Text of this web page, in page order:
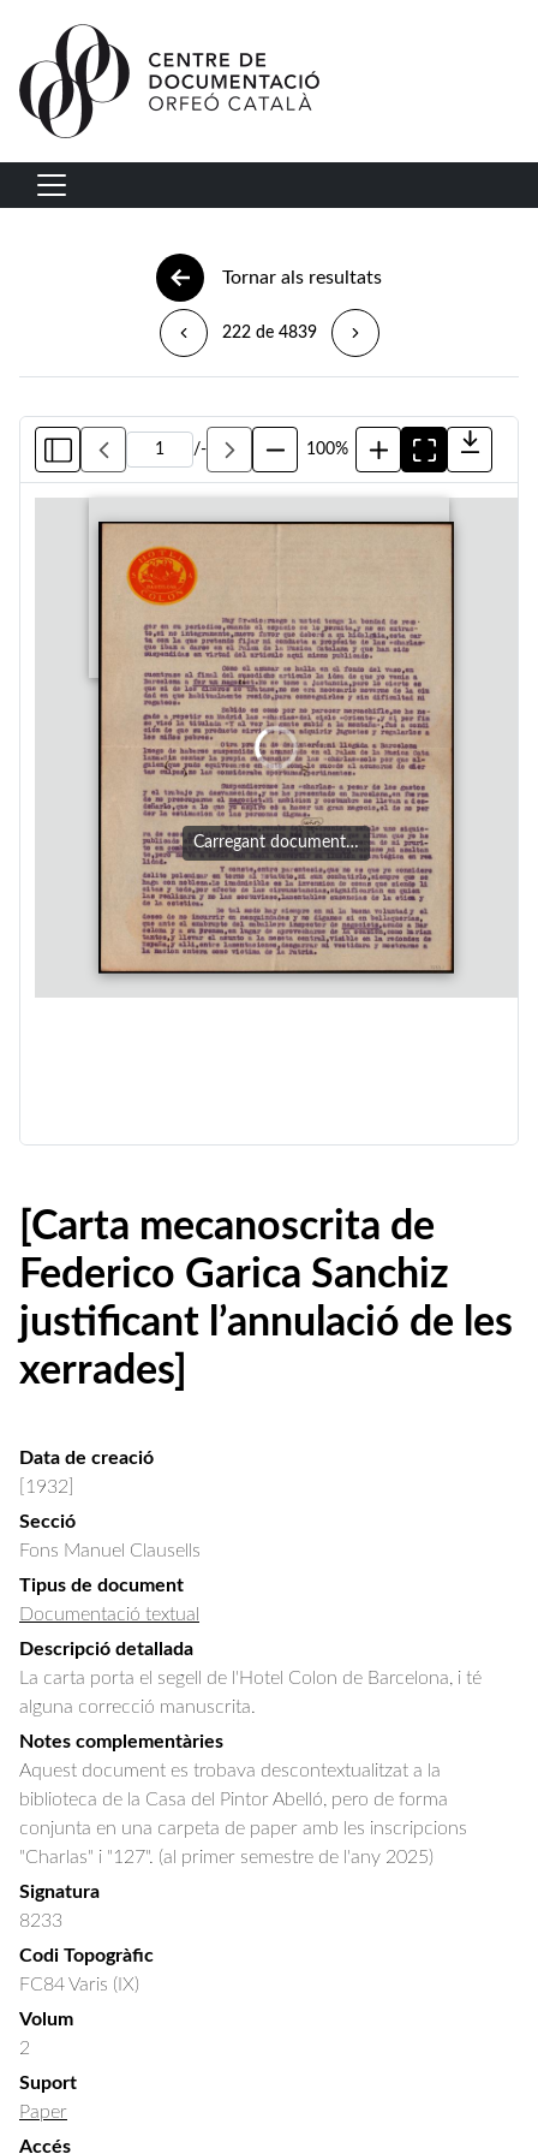
Vés al contingut
Navegació principal
Tornar als resultats
222 de 4839
/- 100%
Carregant document…
[Carta mecanoscrita de
Federico Garica Sanchiz
justificant l’annulació de les
xerrades]
Data de creació
[1932]
Secció
Fons Manuel Clausells
Tipus de document
Documentació textual
Descripció detallada
La carta porta el segell de l'Hotel Colon de Barcelona, i té
alguna correcció manuscrita.
Notes complementàries
Aquest document es trobava descontextualitzat a la
biblioteca de la Casa del Pintor Abelló, pero de forma
conjunta en una carpeta de paper amb les inscripcions
"Charlas" i "127". (al primer semestre de l'any 2025)
Signatura
8233
Codi Topogràfic
FC84 Varis (IX)
Volum
2
Suport
Paper
Accés